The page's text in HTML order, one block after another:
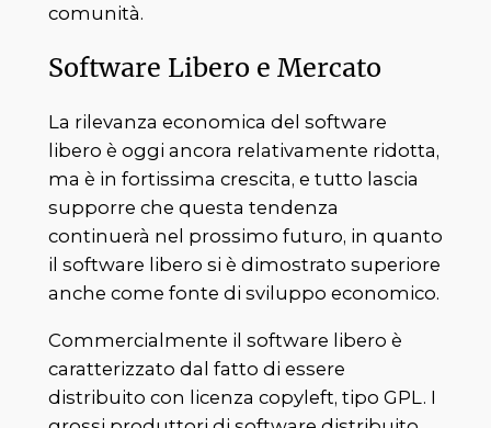
comunità.
Software Libero e Mercato
La rilevanza economica del software
libero è oggi ancora relativamente ridotta,
ma è in fortissima crescita, e tutto lascia
supporre che questa tendenza
continuerà nel prossimo futuro, in quanto
il software libero si è dimostrato superiore
anche come fonte di sviluppo economico.
Commercialmente il software libero è
caratterizzato dal fatto di essere
distribuito con licenza copyleft, tipo GPL. I